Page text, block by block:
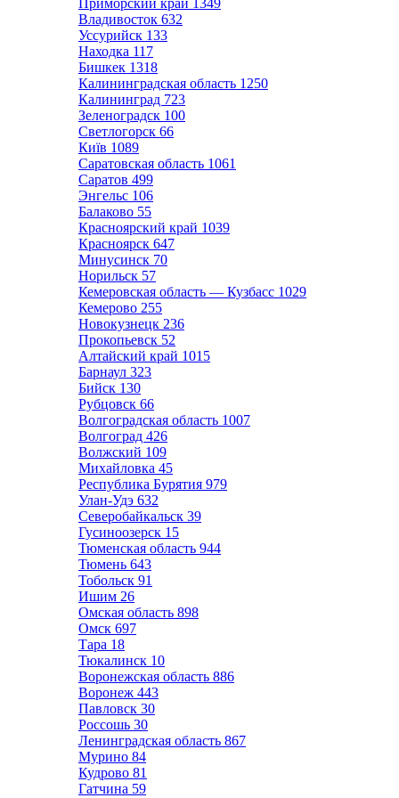
Приморский край
1349
Владивосток 632
Уссурийск 133
Находка 117
Бишкек 1318
Калининградская область 1250
Калининград 723
Зеленоградск 100
Светлогорск 66
Київ 1089
Саратовская область 1061
Саратов 499
Энгельс 106
Балаково 55
Красноярский край 1039
Красноярск 647
Минусинск 70
Норильск 57
Кемеровская область — Кузбасс 1029
Кемерово 255
Новокузнецк 236
Прокопьевск 52
Алтайский край 1015
Барнаул 323
Бийск 130
Рубцовск 66
Волгоградская область 1007
Волгоград 426
Волжский 109
Михайловка 45
Республика Бурятия 979
Улан-Удэ 632
Северобайкальск 39
Гусиноозерск 15
Тюменская область 944
Тюмень 643
Тобольск 91
Ишим 26
Омская область 898
Омск 697
Тара 18
Тюкалинск 10
Воронежская область 886
Воронеж 443
Павловск 30
Россошь 30
Ленинградская область 867
Мурино 84
Кудрово 81
Гатчина 59